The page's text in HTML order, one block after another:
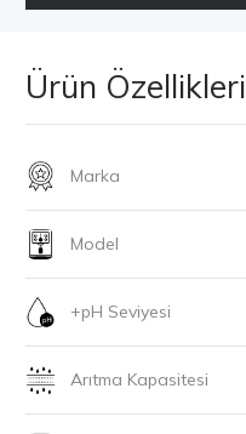
Ürün Özellikleri
Marka
Model
+pH Seviyesi
Arıtma Kapasitesi